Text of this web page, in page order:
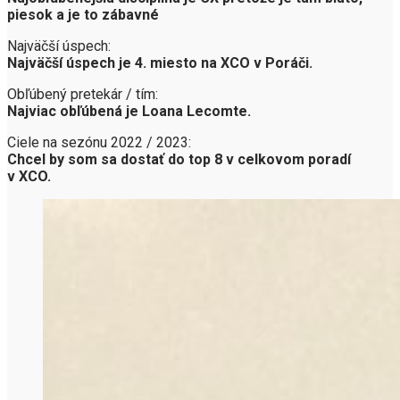
piesok a je to zábavné
Najväčší úspech:
Najväčší úspech je 4. miesto na XCO v Poráči.
Obľúbený pretekár / tím:
Najviac obľúbená je Loana Lecomte.
Ciele na sezónu 2022 / 2023:
Chcel by som sa dostať do top 8 v celkovom poradí
v XCO.